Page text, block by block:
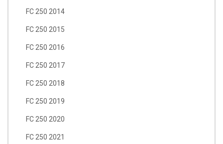
FC 250 2014
FC 250 2015
FC 250 2016
FC 250 2017
FC 250 2018
FC 250 2019
FC 250 2020
FC 250 2021